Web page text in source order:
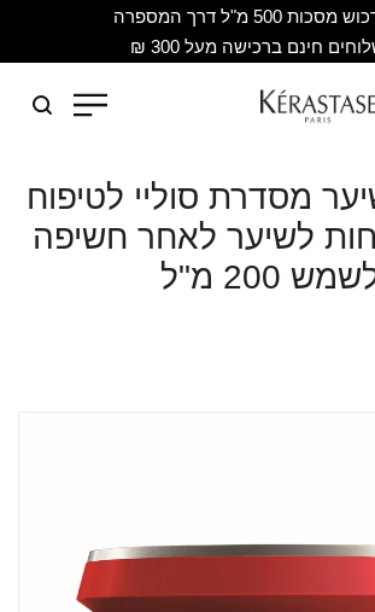
500 מ"ל דרך המספרה
חינם ברכישה מעל 300 ₪
מסדרת סוליי לטיפוח
לשיער לאחר חשיפה
200 מ"ל